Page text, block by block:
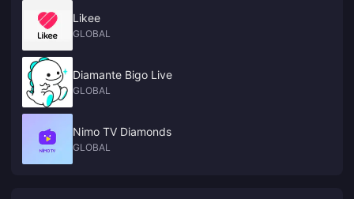
Likee
GLOBAL
Diamante Bigo Live
GLOBAL
Nimo TV Diamonds
GLOBAL